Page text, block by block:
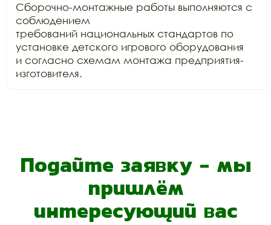
Сборочно-монтажные работы выполняются с
соблюдением
требований национальных стандартов по
установке детского игрового оборудования
и согласно схемам монтажа предприятия-
изготовителя.
Подайте заявку - мы
пришлём
интересующий вас